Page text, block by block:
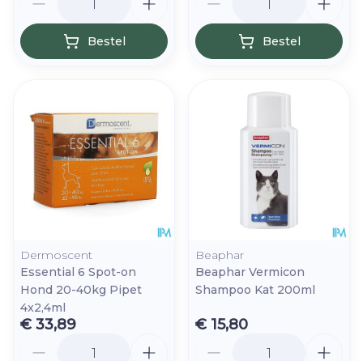
Bestel Bestel
Dermoscent
Essential 6 Spot-on
Hond 20-40kg Pipet
4x2,4ml
€ 33,89
Beaphar
Beaphar Vermicon
Shampoo Kat 200ml
€ 15,80